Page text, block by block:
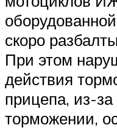
скоро
При этом
действия
прицепа, из-за
торможении,